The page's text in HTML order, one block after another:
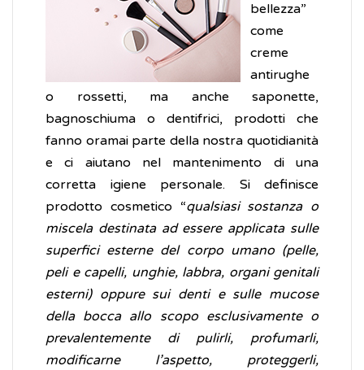
bellezza”
come
creme
antirughe
o rossetti, ma anche saponette,
bagnoschiuma o dentifrici, prodotti che
fanno oramai parte della nostra quotidianità
e ci aiutano nel mantenimento di una
corretta igiene personale. Si definisce
prodotto cosmetico “qualsiasi sostanza o
miscela destinata ad essere applicata sulle
superfici esterne del corpo umano (pelle,
peli e capelli, unghie, labbra, organi genitali
esterni) oppure sui denti e sulle mucose
della bocca allo scopo esclusivamente o
prevalentemente di pulirli, profumarli,
modificarne l’aspetto, proteggerli,